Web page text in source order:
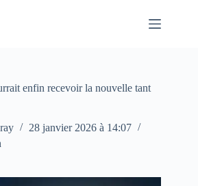
enfin recevoir la nouvelle tant
28 janvier 2026 à 14:07